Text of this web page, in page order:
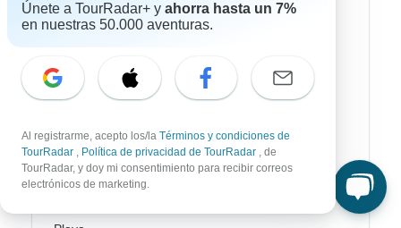
Aurora Boreal
Safari
Profundización Cultural
Autobus / Bus
Únete a TourRadar+ y ahorra hasta un 7%
en nuestras 50.000 aventuras.
Al registrarme, acepto los/la Términos y condiciones de
TourRadar , Política de privacidad de TourRadar , de
TourRadar, y doy mi consentimiento para recibir correos
electrónicos de marketing.